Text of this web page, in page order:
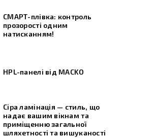
СМАРТ-плівка: контроль
прозорості одним
натисканням!
HPL-панелі від MACKO
Сіра ламінація — стиль, що
надає вашим вікнам та
приміщенню загальної
шляхетності та вишуканості